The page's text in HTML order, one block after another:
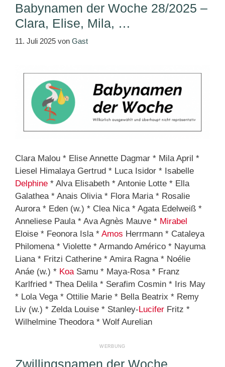
Babynamen der Woche 28/2025 –
Clara, Elise, Mila, …
11. Juli 2025 von Gast
Clara Malou * Elise Annette Dagmar * Mila April *
Liesel Himalaya Gertrud * Luca Isidor * Isabelle
Delphine * Alva Elisabeth * Antonie Lotte * Ella
Galathea * Anais Olivia * Flora Maria * Rosalie
Aurora * Eden (w.) * Clea Nica * Agata Edelweiß *
Anneliese Paula * Ava Agnès Mauve * Mirabel
Eloise * Feonora Isla * Amos Herrmann * Cataleya
Philomena * Violette * Armando Américo * Nayuma
Liana * Fritzi Catherine * Amira Ragna * Noélie
Anáe (w.) * KoaSamu * Maya-Rosa * Franz
Karlfried * Thea Delila * Serafim Cosmin * Iris May
* Lola Vega * Ottilie Marie * Bella Beatrix * Remy
Liv (w.) * Zelda Louise * Stanley- Lucifer Fritz *
Wilhelmine Theodora * Wolf Aurelian
Zwillingsnamen der Woche